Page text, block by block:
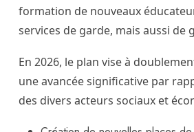
formation de nouveaux
services de garde, mais aussi
En 2026, le plan vise à
une avancée significative par
des divers acteurs sociaux et